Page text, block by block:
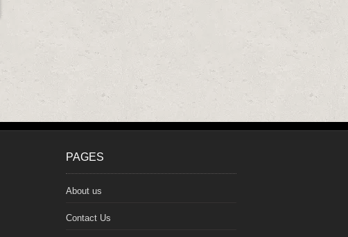
PAGES
About us
Contact Us